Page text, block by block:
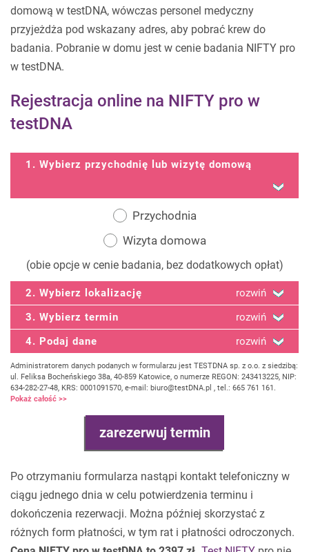
domową w testDNA, wówczas personel medyczny
przyjeżdża pod wskazany adres, aby pobrać krew do
badania. Pobranie w domu jest w cenie badania NIFTY pro
w testDNA.
Rejestracja online na NIFTY pro w
testDNA
1. Wybierz przychodnię lub wizytę domową
Przychodnia
Wizyta domowa
(obie opcje w cenie badania, bez dodatkowych opłat)
2. Wybierz lokalizację
rozwiń
3. Wybierz termin
rozwiń
4. Podaj dane
rozwiń
Administratorem danych podanych w formularzu jest TESTDNA sp. z o.o. z siedzibą:
ul. Feliksa Bocheńskiego 38a, 40-859 Katowice, o numerze REGON: 243413225, NIP:
634-282-27-48, KRS: 0001091570, e-mail: biuro@testDNA.pl , tel.: 665 761 161.
Pokaż całość >>
Po otrzymaniu formularza nastąpi kontakt telefoniczny w
ciągu jednego dnia w celu potwierdzenia terminu i
dokończenia rezerwacji. Można później skorzystać z
różnych form płatności, w tym rat i płatności odroczonych.